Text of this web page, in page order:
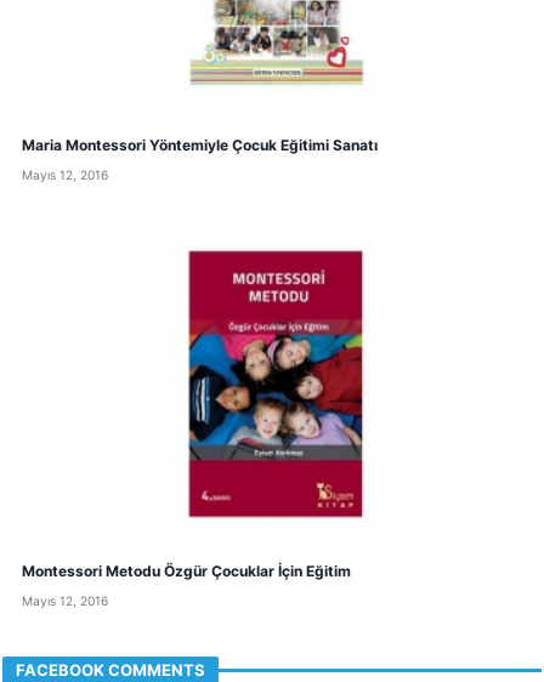
Maria Montessori Yöntemiyle Çocuk Eğitimi Sanatı
Mayıs 12, 2016
Montessori Metodu Özgür Çocuklar İçin Eğitim
Mayıs 12, 2016
FACEBOOK COMMENTS